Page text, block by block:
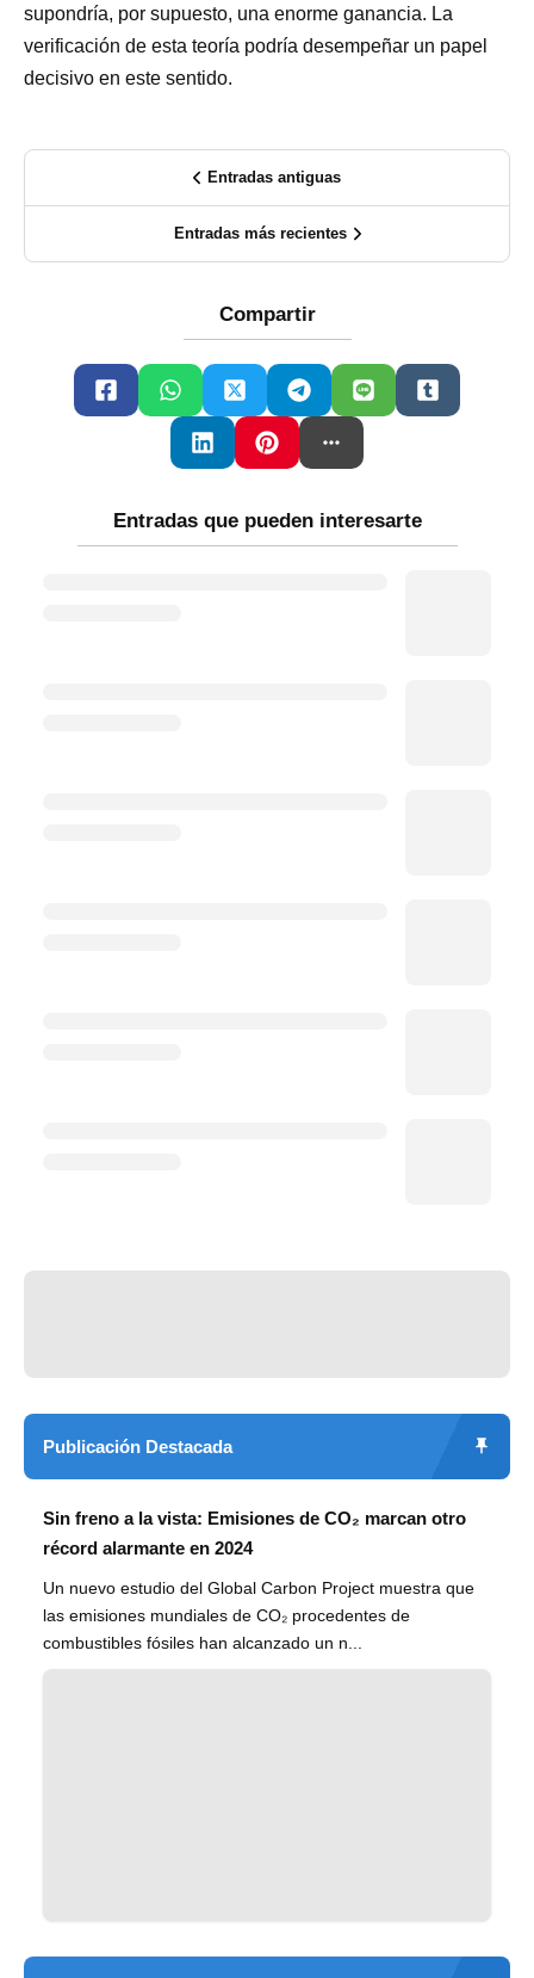
supondría, por supuesto, una enorme ganancia. La
verificación de esta teoría podría desempeñar un papel
decisivo en este sentido.
Entradas antiguas
Entradas más recientes
Compartir
Entradas que pueden interesarte
Publicación Destacada
Sin freno a la vista: Emisiones de CO₂ marcan otro
récord alarmante en 2024
Un nuevo estudio del Global Carbon Project muestra que
las emisiones mundiales de CO₂ procedentes de
combustibles fósiles han alcanzado un n...